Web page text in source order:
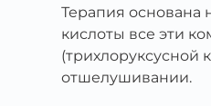
Терапия основана
кислоты все эти
(трихлоруксусной
отшелушивании.